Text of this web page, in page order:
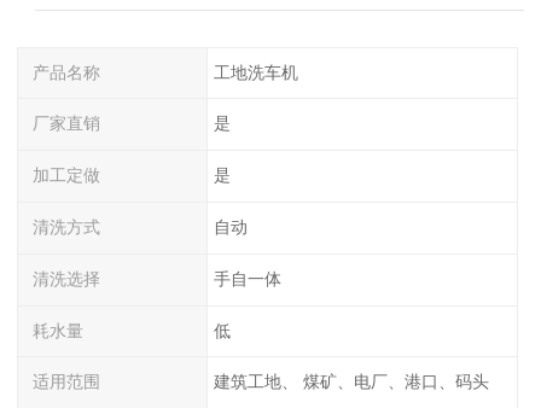
产品名称 工地洗车机
厂家直销 是
加工定做 是
清洗方式 自动
清洗选择 手自一体
耗水量 低
适用范围 建筑工地、 煤矿、电厂、港口、码头